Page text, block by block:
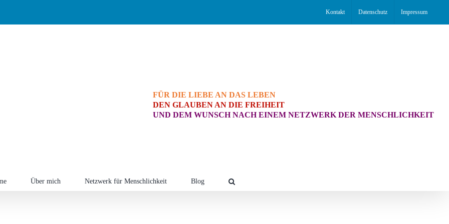
Kontakt Datenschutz Impressum
FÜR DIE LIEBE AN DAS LEBEN
DEN GLAUBEN AN DIE FREIHEIT
UND DEM WUNSCH NACH EINEM NETZWERK DER MENSCHLICHKEIT
Über mich Netzwerk für Menschlichkeit Blog